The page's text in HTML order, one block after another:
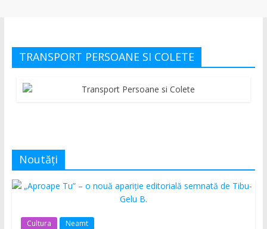
TRANSPORT PERSOANE SI COLETE
Noutăți
Cultura Neamt